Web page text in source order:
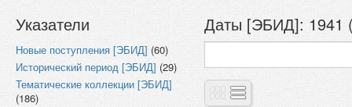
Указатели
Новые поступления [ЭБИД] (60)
Исторический период [ЭБИД] (29)
Тематические коллекции [ЭБИД]
(186)
Даты [ЭБИД]: 1941